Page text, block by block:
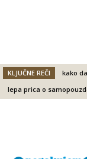
KLJUČNE REČI
kako
lepa prica o